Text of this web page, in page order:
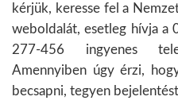
kérjük, keresse fel a
weboldalát, esetleg hívja
277-456 ingyenes
Amennyiben úgy érzi,
becsapni, tegyen